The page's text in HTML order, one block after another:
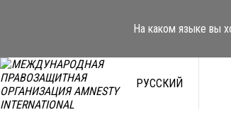
На каком языке вы
РУССКИЙ